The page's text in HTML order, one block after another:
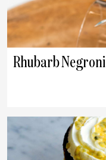
Rhubarb Negroni